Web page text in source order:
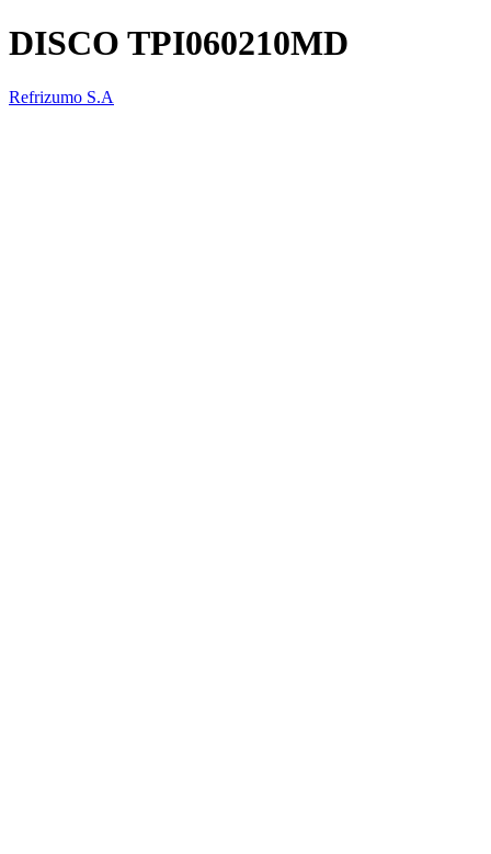
DISCO TPI060210MD
Refrizumo S.A